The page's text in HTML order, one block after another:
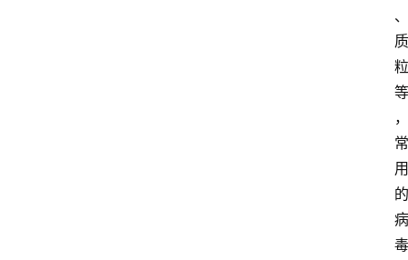
、
质
粒
等
，
常
用
的
病
毒